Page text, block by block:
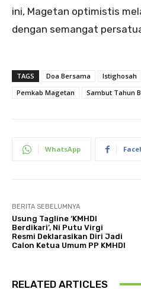
ini, Magetan optimistis
dengan semangat
TAGS Doa Bersama Istighosah
Pemkab Magetan
Sambut Tahun
WhatsApp
BERITA SEBELUMNYA
Usung Tagline ‘KMHDI
Berdikari’, Ni Putu Virgi
Resmi Deklarasikan Diri Jadi
Calon Ketua Umum PP KMHDI
RELATED ARTICLES